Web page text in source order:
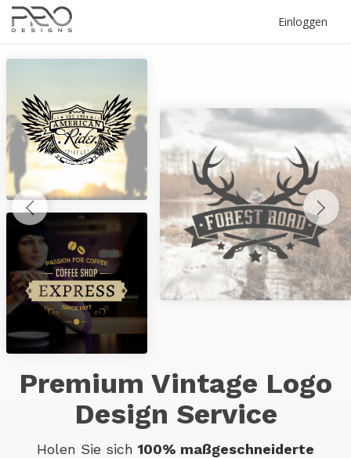
Einloggen
Premium Vintage Logo
Design Service
Holen Sie sich 100% maßgeschneiderte